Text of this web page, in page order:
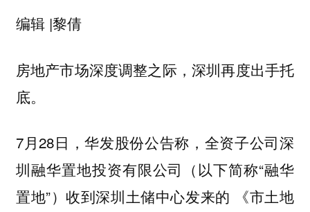
编辑 |黎倩
房地产市场深度调整之际，深圳再度出手托
底。
7月28日，华发股份公告称，全资子公司深
圳融华置地投资有限公司（以下简称“融华
置地”）收到深圳土储中心发来的 《市土地